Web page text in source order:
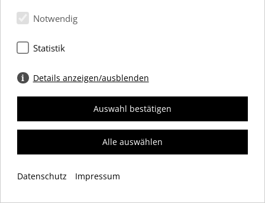
+49 (0) 30 66 69 12 27
DATENSCHUTZ
Notwendig
Statistik
Details anzeigen/ausblenden
Auswahl bestätigen
Alle auswählen
Datenschutz Impressum